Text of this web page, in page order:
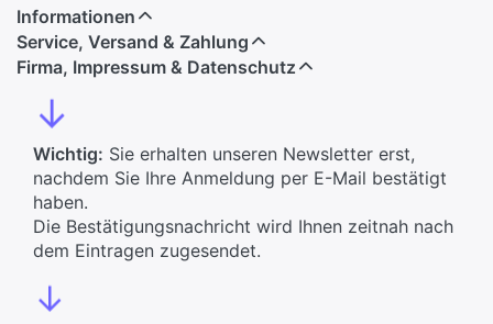
Informationen
Service, Versand & Zahlung
Firma, Impressum & Datenschutz
↓
Wichtig: Sie erhalten unseren Newsletter erst,
nachdem Sie Ihre Anmeldung per E-Mail bestätigt
haben.
Die Bestätigungsnachricht wird Ihnen zeitnah nach
dem Eintragen zugesendet.
↓